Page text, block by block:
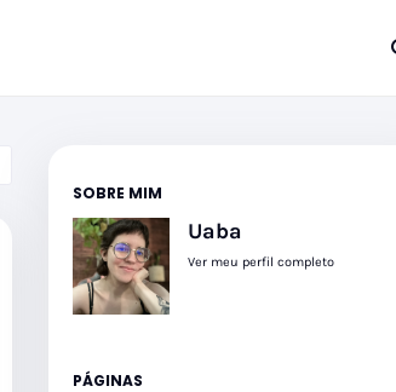
SOBRE MIM
Uaba
Ver meu perfil completo
PÁGINAS